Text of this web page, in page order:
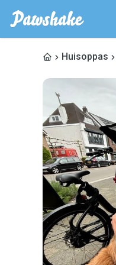
Huisoppas